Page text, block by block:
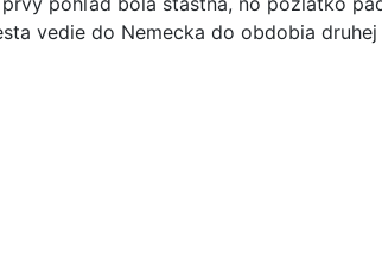
vedie do Nemecka do obdobia